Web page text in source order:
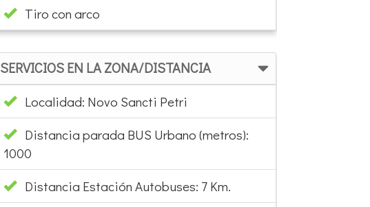
Tiro con arco
SERVICIOS EN LA ZONA/DISTANCIA
Localidad: Novo Sancti Petri
Distancia parada BUS Urbano (metros):
1000
Distancia Estación Autobuses: 7 Km.